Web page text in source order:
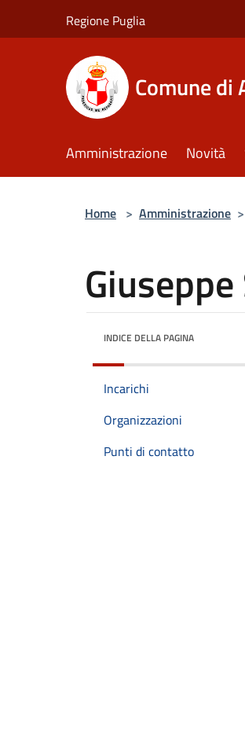
Regione Puglia
Comune di
Amministrazione Novità
Home > Amministrazione >
INDICE DELLA PAGINA
Incarichi
Organizzazioni
Punti di contatto